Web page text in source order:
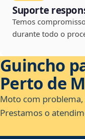
Suporte
Temos
durante todo o
Guincho
Perto de
Moto com problema,
Prestamos o